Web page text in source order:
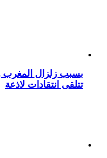
بسبب زلزال المغرب
تتلقى انتقادات لاذعة